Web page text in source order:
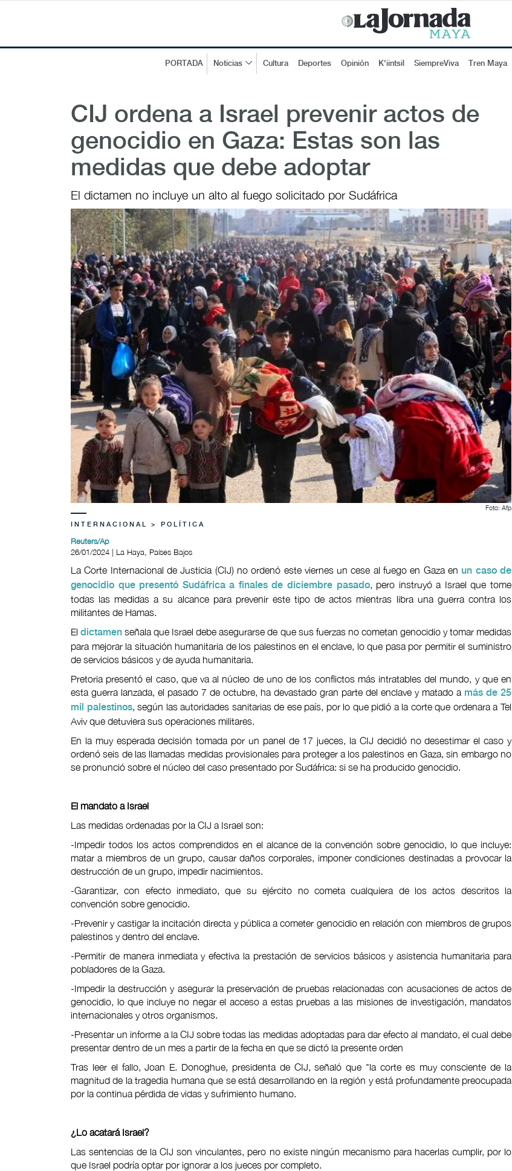
PORTADA Noticias Cultura Deportes Opinión K'iintsil SiempreViva Tren Maya
CIJ ordena a Israel prevenir actos de
genocidio en Gaza: Estas son las
medidas que debe adoptar
El dictamen no incluye un alto al fuego solicitado por Sudáfrica
Foto: Afp
INTERNACIONAL > POLÍTICA
Reuters/Ap
26/01/2024 | La Haya, Países Bajos
La Corte Internacional de Justicia (CIJ) no ordenó este viernes un cese al fuego en Gaza en un caso de
genocidio que presentó Sudáfrica a finales de diciembre pasado, pero instruyó a Israel que tome
todas las medidas a su alcance para prevenir este tipo de actos mientras libra una guerra contra los
militantes de Hamas.
Eldictamen señala que Israel debe asegurarse de que sus fuerzas no cometan genocidio y tomar medidas
para mejorar la situación humanitaria de los palestinos en el enclave, lo que pasa por permitir el suministro
de servicios básicos y de ayuda humanitaria.
Pretoria presentó el caso, que va al núcleo de uno de los conflictos más intratables del mundo, y que en
esta guerra lanzada, el pasado 7 de octubre, ha devastado gran parte del enclave y matado a más de 25
mil palestinos, según las autoridades sanitarias de ese país, por lo que pidió a la corte que ordenara a Tel
Aviv que detuviera sus operaciones militares.
En la muy esperada decisión tomada por un panel de 17 jueces, la CIJ decidió no desestimar el caso y
ordenó seis de las llamadas medidas provisionales para proteger a los palestinos en Gaza, sin embargo no
se pronunció sobre el núcleo del caso presentado por Sudáfrica: si se ha producido genocidio.
El mandato a Israel
Las medidas ordenadas por la CIJ a Israel son:
-Impedir todos los actos comprendidos en el alcance de la convención sobre genocidio, lo que incluye:
matar a miembros de un grupo, causar daños corporales, imponer condiciones destinadas a provocar la
destrucción de un grupo, impedir nacimientos.
-Garantizar, con efecto inmediato, que su ejército no cometa cualquiera de los actos descritos la
convención sobre genocidio.
-Prevenir y castigar la incitación directa y pública a cometer genocidio en relación con miembros de grupos
palestinos y dentro del enclave.
-Permitir de manera inmediata y efectiva la prestación de servicios básicos y asistencia humanitaria para
pobladores de la Gaza.
-Impedir la destrucción y asegurar la preservación de pruebas relacionadas con acusaciones de actos de
genocidio, lo que incluye no negar el acceso a estas pruebas a las misiones de investigación, mandatos
internacionales y otros organismos.
-Presentar un informe a la CIJ sobre todas las medidas adoptadas para dar efecto al mandato, el cual debe
presentar dentro de un mes a partir de la fecha en que se dictó la presente orden
Tras leer el fallo, Joan E. Donoghue, presidenta de CIJ, señaló que "la corte es muy consciente de la
magnitud de la tragedia humana que se está desarrollando en la región y está profundamente preocupada
por la continua pérdida de vidas y sufrimiento humano.
¿Lo acatará Israel?
Las sentencias de la CIJ son vinculantes, pero no existe ningún mecanismo para hacerlas cumplir, por lo
que Israel podría optar por ignorar a los jueces por completo.